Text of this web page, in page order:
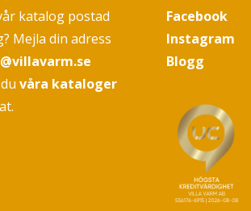
katalog postad
Mejla din adress
våra kataloger
Facebook
Instagram
Blogg